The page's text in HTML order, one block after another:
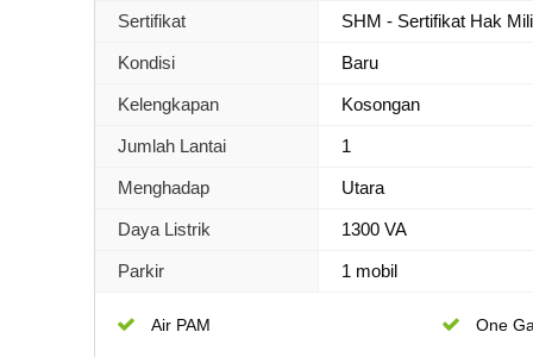
Sertifikat SHM - Sertifikat Hak
Kondisi Baru
Kelengkapan Kosongan
Jumlah Lantai 1
Menghadap Utara
Daya Listrik 1300 VA
Parkir 1 mobil
Air PAM One